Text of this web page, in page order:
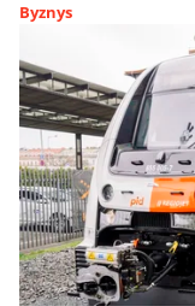
Byznys